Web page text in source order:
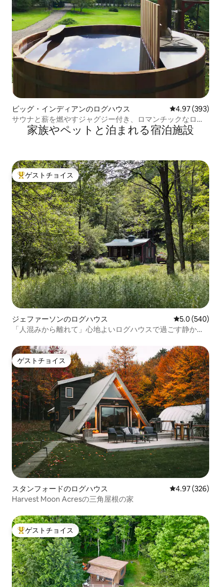
ビッグ・インディアンのログハウス レビュー393
4.97 (393)
サウナと薪を燃やすジャグジー付き、ロマンチックなログ
ハウス家族やペットと泊まれる宿泊施設
大好評のゲストチョイスです。
ゲストチョイス
ジェファーソンのログハウス レビュー540
5.0 (540)
「人混みから離れて」心地よいログハウスで過ごす静かな
ゲストチョイス
ゲストチョイス
スタンフォードのログハウス レビュー326
4.97 (326)
Harvest Moon Acresの三角屋根の家
大好評のゲストチョイスです。
ゲストチョイス